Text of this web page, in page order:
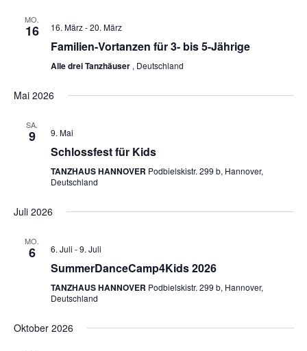
MO.
16 16. März-20. März
Familien-Vortanzen für 3- bis 5-Jährige
Alle drei Tanzhäuser , Deutschland
Mai 2026
SA.
9 9. Mai
Schlossfest für Kids
TANZHAUS HANNOVER Podbielskistr. 299 b, Hannover,
Deutschland
Juli 2026
MO.
6 6. Juli -9. Juli
SummerDanceCamp4Kids 2026
TANZHAUS HANNOVER Podbielskistr. 299 b, Hannover,
Deutschland
Oktober 2026